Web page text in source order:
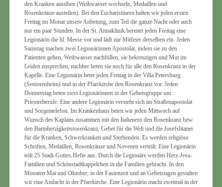
den Kranken ausüben (Weihwasser wechseln, Medaillen und
Rosenkränze austeilen). Bei den Eucharistinern halten wir jeden ersten
Freitag im Monat unsere Anbetung, zum Teil die ganze Nacht oder auch
nur ein paar Stunden. In der St. Annaklinik bereitet jeden Freitag eine
Legionärin die hl. Messe vor und lädt zur Mitfeier derselben ein. Jeden
Samstag machen zwei Legionärinnen Apostolat, indem sie zu den
Patienten gehen, Weihwasser nachfüllen, sie bekreuzigen und Mut im
Leiden zusprechen, nachher beten sie noch für alle den Rosenkranz in der
Kapelle. Eine Legionärin betet jeden Freitag in der Villa Petersburg
(Seniorenheim) und in der Pfarrkirche den Rosenkranz vor. Jeden
Donnerstag beten zwei Legionärinnen in der Gebetsgruppe um
Priesterberufe. Eine andere Legionärin versteht sich im Straßenapostolat
und Sorgentelefon. Im Krankenhaus beten wir jeden Mittwoch auf
Wunsch des Kaplans zusammen mit den Italienern den Rosenkranz bzw.
den Barmherzigkeitsrosenkranz, Gebet für die Welt und die Josefslitanei
für die Kranken, Schwerkranken und Sterbenden. Es werden religiöse
Schriften, Medaillen, Rosenkränze und Novenen verteilt. Eine Legionärin
teilt 25 Stadt-Gottes-Hefte aus. Durch die Legionäre werden Herz-Jesu-
Familien und Schönstadtkappelchen in die Familien gebracht. In den
Monaten Mai und Oktober, in der Fastenzeit und an Gebetstagen gestalten
wir eine Andacht in der Pfarrkirche. Eine Legionärin macht zweimal in der